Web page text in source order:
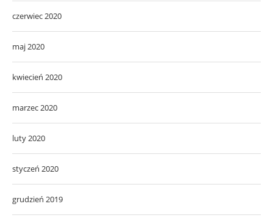
czerwiec 2020
maj 2020
kwiecień 2020
marzec 2020
luty 2020
styczeń 2020
grudzień 2019